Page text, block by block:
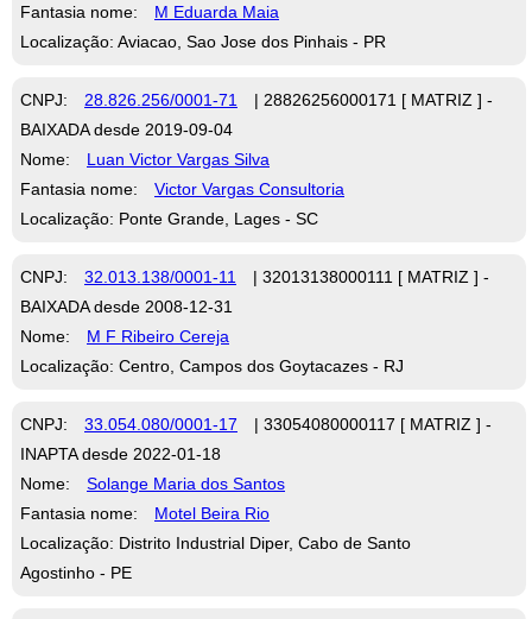
Fantasia nome:
M Eduarda Maia
Localização: Aviacao, Sao Jose dos Pinhais - PR
CNPJ: 28.826.256/0001-71
| 28826256000171 [ MATRIZ ] -
BAIXADA desde 2019-09-04
Nome:
Luan Victor Vargas Silva
Fantasia nome:
Victor Vargas Consultoria
Localização: Ponte Grande, Lages - SC
CNPJ: 32.013.138/0001-11
| 32013138000111 [ MATRIZ ] -
BAIXADA desde 2008-12-31
Nome:
M F Ribeiro Cereja
Localização: Centro, Campos dos Goytacazes - RJ
CNPJ: 33.054.080/0001-17
| 33054080000117 [ MATRIZ ] -
INAPTA desde 2022-01-18
Nome:
Solange Maria dos Santos
Fantasia nome:
Motel Beira Rio
Localização: Distrito Industrial Diper, Cabo de Santo
Agostinho - PE